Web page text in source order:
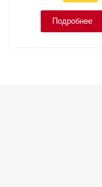
Подробнее